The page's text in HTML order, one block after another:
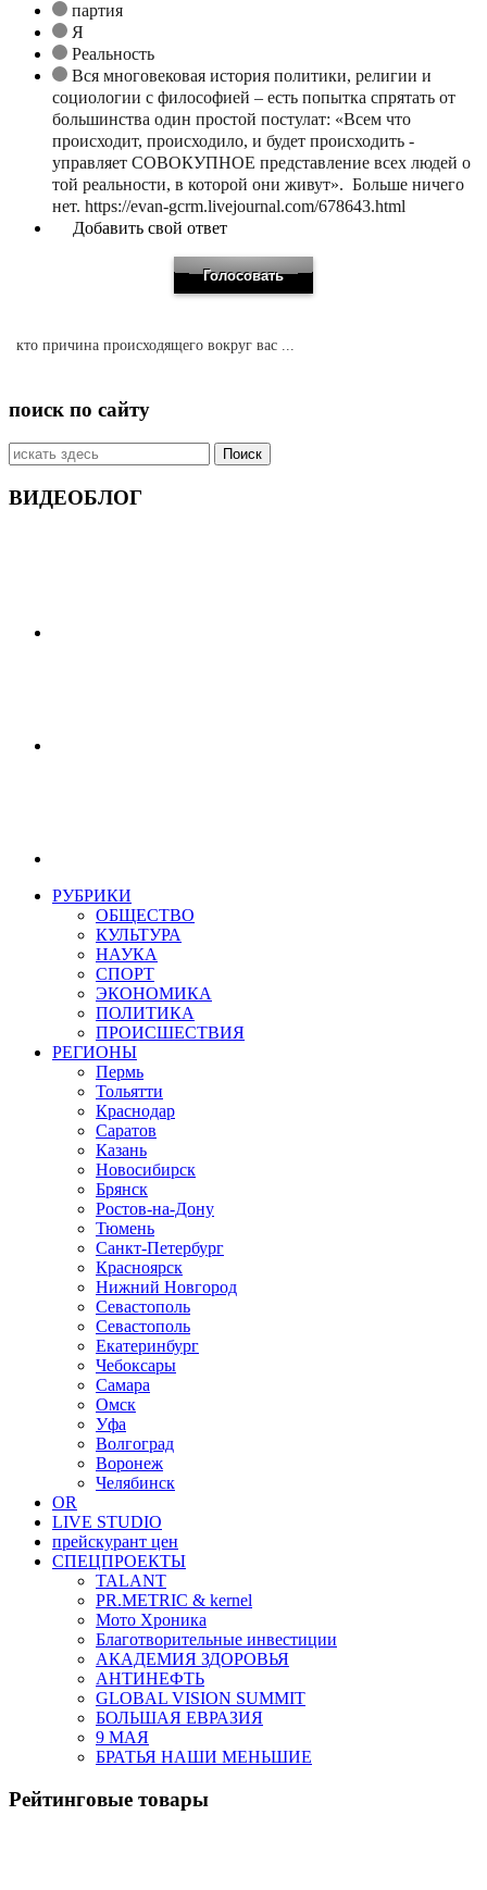
партия
Я
Реальность
Вся многовековая история политики, религии и
социологии с философией – есть попытка спрятать от
большинства один простой постулат: «Всем что
происходит, происходило, и будет происходить -
управляет СОВОКУПНОЕ представление всех людей о
той реальности, в которой они живут». Больше ничего
нет. https://evan-gcrm.livejournal.com/678643.html
Добавить свой ответ
кто причина происходящего вокруг вас ...
поиск по сайту
Искать:
ВИДЕОБЛОГ
РУБРИКИ
ОБЩЕСТВО
КУЛЬТУРА
НАУКА
СПОРТ
ЭКОНОМИКА
ПОЛИТИКА
ПРОИСШЕСТВИЯ
РЕГИОНЫ
Пермь
Тольятти
Краснодар
Саратов
Казань
Новосибирск
Брянск
Ростов-на-Дону
Тюмень
Санкт-Петербург
Красноярск
Нижний Новгород
Севастополь
Севастополь
Екатеринбург
Чебоксары
Самара
Омск
Уфа
Волгоград
Воронеж
Челябинск
OR
LIVE STUDIO
прейскурант цен
СПЕЦПРОЕКТЫ
TALANT
PR.METRIC & kernel
Мото Хроника
Благотворительные инвестиции
АКАДЕМИЯ ЗДОРОВЬЯ
АНТИНЕФТЬ
GLOBAL VISION SUMMIT
БОЛЬШАЯ ЕВРАЗИЯ
9 МАЯ
БРАТЬЯ НАШИ МЕНЬШИЕ
Рейтинговые товары